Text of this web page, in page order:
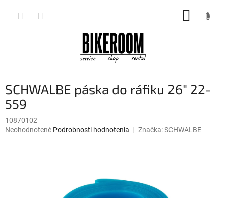
SCHWALBE páska do ráfiku 26" 22-
559
10870102
Priemerné
Neohodnotené Podrobnosti hodnotenia Značka:SCHWALBE